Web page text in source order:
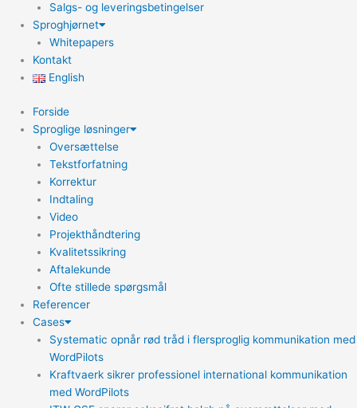
Salgs- og leveringsbetingelser
Sproghjørnet
Whitepapers
Kontakt
English
Forside
Sproglige løsninger
Oversættelse
Tekstforfatning
Korrektur
Indtaling
Video
Projekthåndtering
Kvalitetssikring
Aftalekunde
Ofte stillede spørgsmål
Referencer
Cases
Systematic opnår rød tråd i flersproglig kommunikation med
WordPilots
Kraftvaerk sikrer professionel international kommunikation
med WordPilots